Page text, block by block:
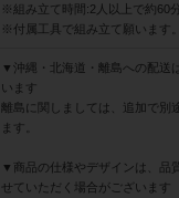
※組み立て時間:2人以上で約60
※付属工具で組み立て願います。
▼沖縄・北海道・離島への配送
います
離島に関しましては、追加で別
ます。
▼商品の仕様やデザインは、品
せていただく場合がございます